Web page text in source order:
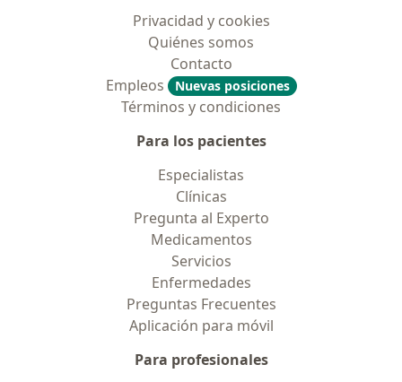
Privacidad y cookies
Quiénes somos
Contacto
Empleos
Nuevas posiciones
Términos y condiciones
Para los pacientes
Especialistas
Clínicas
Pregunta al Experto
Medicamentos
Servicios
Enfermedades
Preguntas Frecuentes
Aplicación para móvil
Para profesionales